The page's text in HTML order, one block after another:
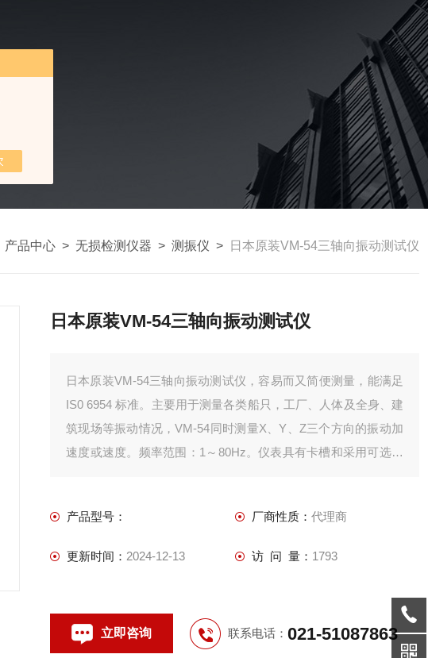
产品中心 > 无损检测仪器 > 测振仪 > 日本原装VM-54三轴向振动测试仪
日本原装VM-54三轴向振动测试仪
日本原装VM-54三轴向振动测试仪，容易而又简便测量，能满足
IS0 6954 标准。主要用于测量各类船只，工厂、人体及全身、建
筑现场等振动情况，VM-54同时测量X、Y、Z三个方向的振动加
速度或速度。频率范围：1～80Hz。仪表具有卡槽和采用可选软
产品型号：
厂商性质： 代理商
更新时间： 2024-12-13 访 问 量： 1793
立即咨询 联系电话： 021-51087863